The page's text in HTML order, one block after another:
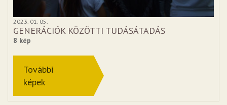
2023. 01. 05.
GENERÁCIÓK KÖZÖTTI TUDÁSÁTADÁS
8 kép
További
képek